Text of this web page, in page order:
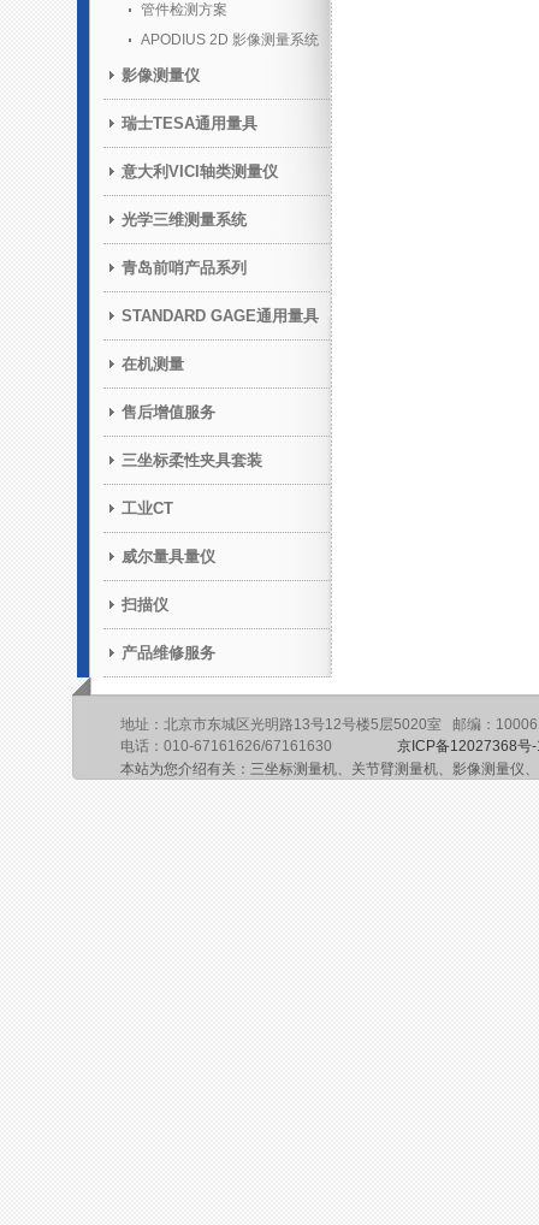
管件检测方案
APODIUS 2D 影像测量系统
影像测量仪
瑞士TESA通用量具
意大利VICI轴类测量仪
光学三维测量系统
青岛前哨产品系列
STANDARD GAGE通用量具
在机测量
售后增值服务
三坐标柔性夹具套装
工业CT
威尔量具量仪
扫描仪
产品维修服务
地址：北京市东城区光明路13号12号楼5层5020室 邮编：
电话：010-67161626/67161630 京ICP备12027368号
本站为您介绍有关：三坐标测量机、关节臂测量机、影像测量仪